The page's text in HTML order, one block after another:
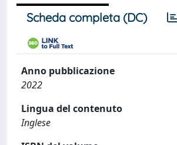
Scheda completa (DC)
Anno pubblicazione
2022
Lingua del contenuto
Inglese